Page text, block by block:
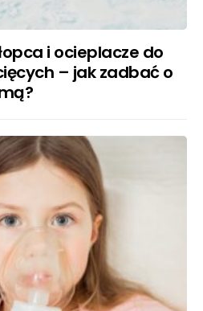
i ocieplacze do
– jak zadbać o